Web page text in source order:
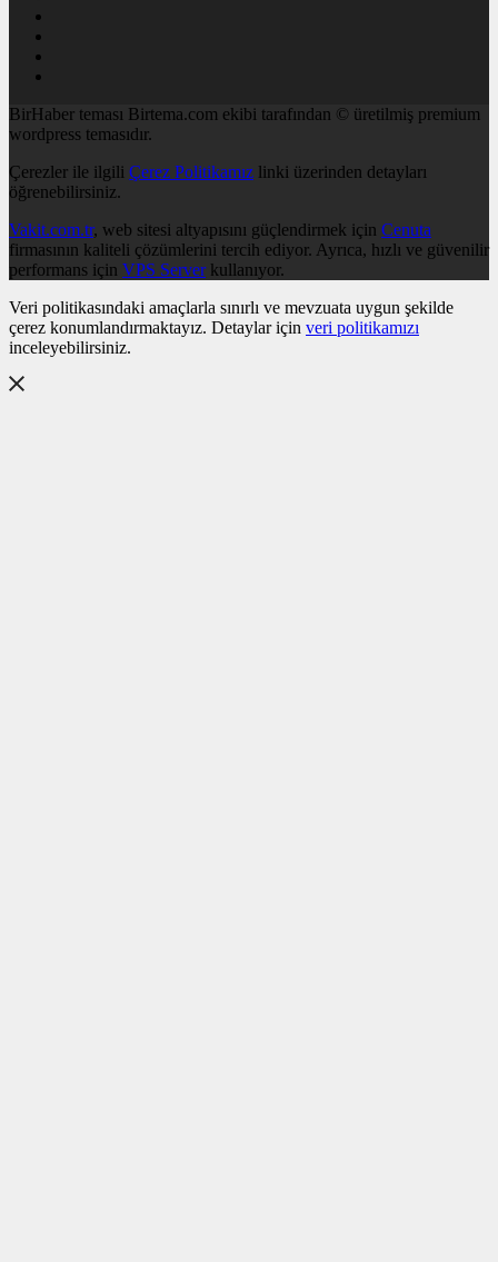
BirHaber teması Birtema.com ekibi tarafından © üretilmiş premium
wordpress temasıdır.
Çerezler ile ilgili Çerez Politikamız linki üzerinden detayları
öğrenebilirsiniz.
Vakit.com.tr, web sitesi altyapısını güçlendirmek için Cenuta
firmasının kaliteli çözümlerini tercih ediyor. Ayrıca, hızlı ve güvenilir
performans için VPS Serverkullanıyor.
Veri politikasındaki amaçlarla sınırlı ve mevzuata uygun şekilde
çerez konumlandırmaktayız. Detaylar için veri politikamızı
inceleyebilirsiniz.